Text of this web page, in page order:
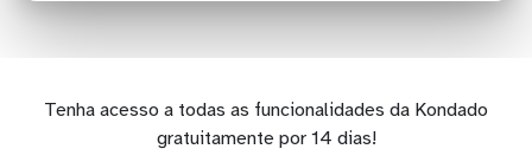
Tenha acesso a todas as funcionalidades da Kondado
gratuitamente por 14 dias!